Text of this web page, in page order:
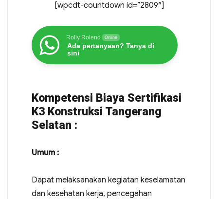
[wpcdt-countdown id=”2809″]
Rolly Rolend Online
Ada pertanyaan? Tanya di
sini
Kompetensi Biaya Sertifikasi
K3 Konstruksi Tangerang
Selatan :
Umum :
Dapat melaksanakan kegiatan keselamatan
dan kesehatan kerja, pencegahan